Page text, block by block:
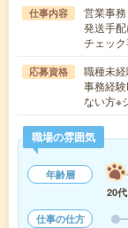
仕事内容
営業事務
発送手
チェッ
応募資格
職種未
事務経
ない方※
職場の雰囲気
年齢層
20代
仕事の仕方